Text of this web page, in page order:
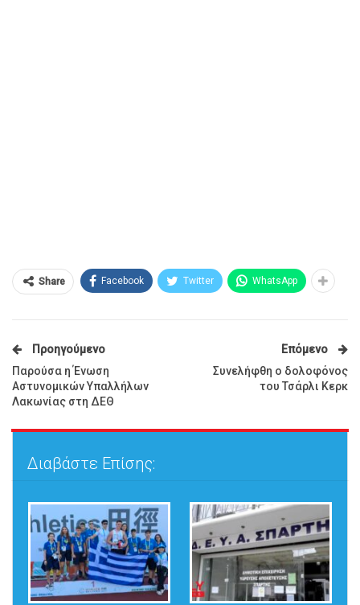
Share Facebook Twitter WhatsApp
Προηγούμενο
Παρούσα η Ένωση
Αστυνομικών Υπαλλήλων
Λακωνίας στη ΔΕΘ
Επόμενο
Συνελήφθη ο δολοφόνος
του Τσάρλι Κερκ
Διαβάστε Επίσης: